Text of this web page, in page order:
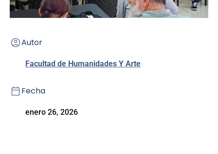
Autor
Facultad de Humanidades Y Arte
Fecha
enero 26, 2026